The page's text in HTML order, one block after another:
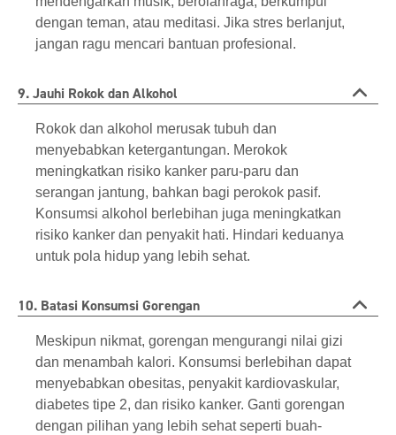
dengan teman, atau meditasi. Jika stres berlanjut,
jangan ragu mencari bantuan profesional.
9. Jauhi Rokok dan Alkohol
Rokok dan alkohol merusak tubuh dan
menyebabkan ketergantungan. Merokok
meningkatkan risiko kanker paru-paru dan
serangan jantung, bahkan bagi perokok pasif.
Konsumsi alkohol berlebihan juga meningkatkan
risiko kanker dan penyakit hati. Hindari keduanya
untuk pola hidup yang lebih sehat.
10. Batasi Konsumsi Gorengan
Meskipun nikmat, gorengan mengurangi nilai gizi
dan menambah kalori. Konsumsi berlebihan dapat
menyebabkan obesitas, penyakit kardiovaskular,
diabetes tipe 2, dan risiko kanker. Ganti gorengan
dengan pilihan yang lebih sehat seperti buah-